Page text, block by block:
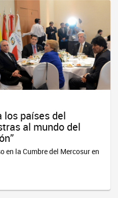
los países del
al mundo del
en la Cumbre del Mercosur en